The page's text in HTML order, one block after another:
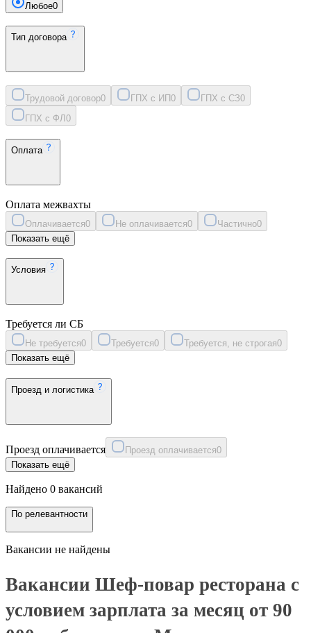
Любое0
Тип договора
Трудовой договор0 ГПХ с ИП0 ГПХ с СЗ0
ГПХ с ФЛ 0
Оплата
Оплата межвахты
Оплачивается0 Не оплачивается0 Частично0
Показать ещё
Условия
Требуется ли СБ
Не требуется0 Требуется0 Требуется, не строгая0
Показать ещё
Проезд и логистика
Проезд оплачивается Проезд оплачивается0
Показать ещё
Найдено 0 вакансий
По релевантности
Вакансии не найдены
Вакансии Шеф-повар ресторана с
условием зарплата за месяц от 90